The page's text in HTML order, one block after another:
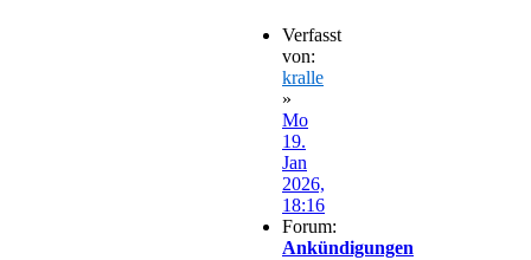
Verfasst
von:
kralle
»
Mo
19.
Jan
2026,
18:16
Forum:
Ankündigungen